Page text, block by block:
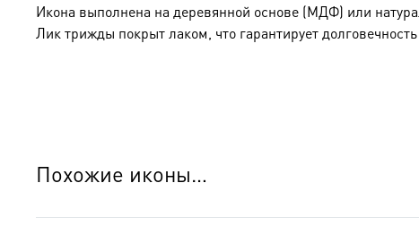
Икона выполнена на деревянной основе (МДФ) или
Лик трижды покрыт лаком, что гарантирует
Похожие иконы…